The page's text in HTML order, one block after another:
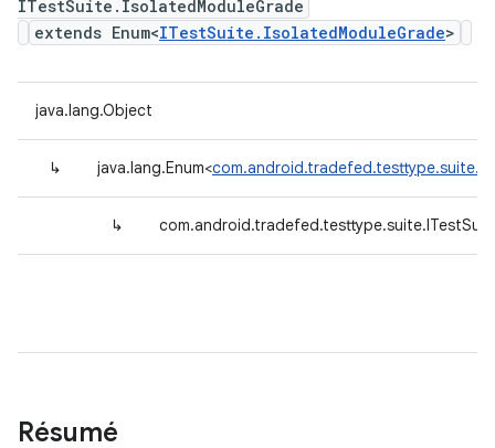
ITestSuite.IsolatedModuleGrade
extends Enum<ITestSuite.IsolatedModuleGrade>
java.lang.Object
↳ java.lang.Enum<
↳
Résumé